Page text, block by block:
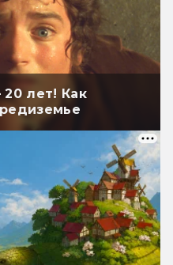
20 лет! Как